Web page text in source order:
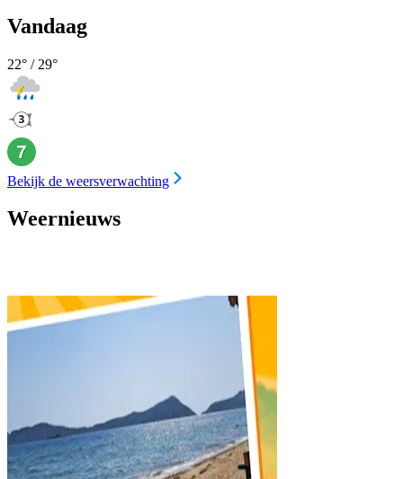
Vandaag
22° / 29°
Bekijk de weersverwachting
Weernieuws